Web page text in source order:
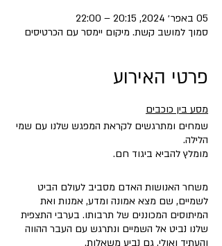
05 באפר׳ 2024, 20:15 – 22:00
סמוך למושב קשת. מיקום יימסר עם הכרטיסים
פרטי האירוע
מסע בין כוכבים
שמחים ומתרגשים לקראת המפגש שלנו עם שמי
הלילה.
מומלץ להביא ביגוד חם.
משחר האנושות האדם מסביב לעולם הביט
לשמיים, שם מצא אמונה ומדע, אמנות ואת
המיתוסים המכוננים של תרבותו. בערבי התצפית
שלנו נביט אל השמיים ונתרגש עם העבר ההווה
והעתיד ואולי, גם נביע משאלות.